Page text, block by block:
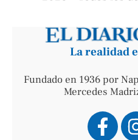
La realidad
Fundado en 1936 por
Mercedes